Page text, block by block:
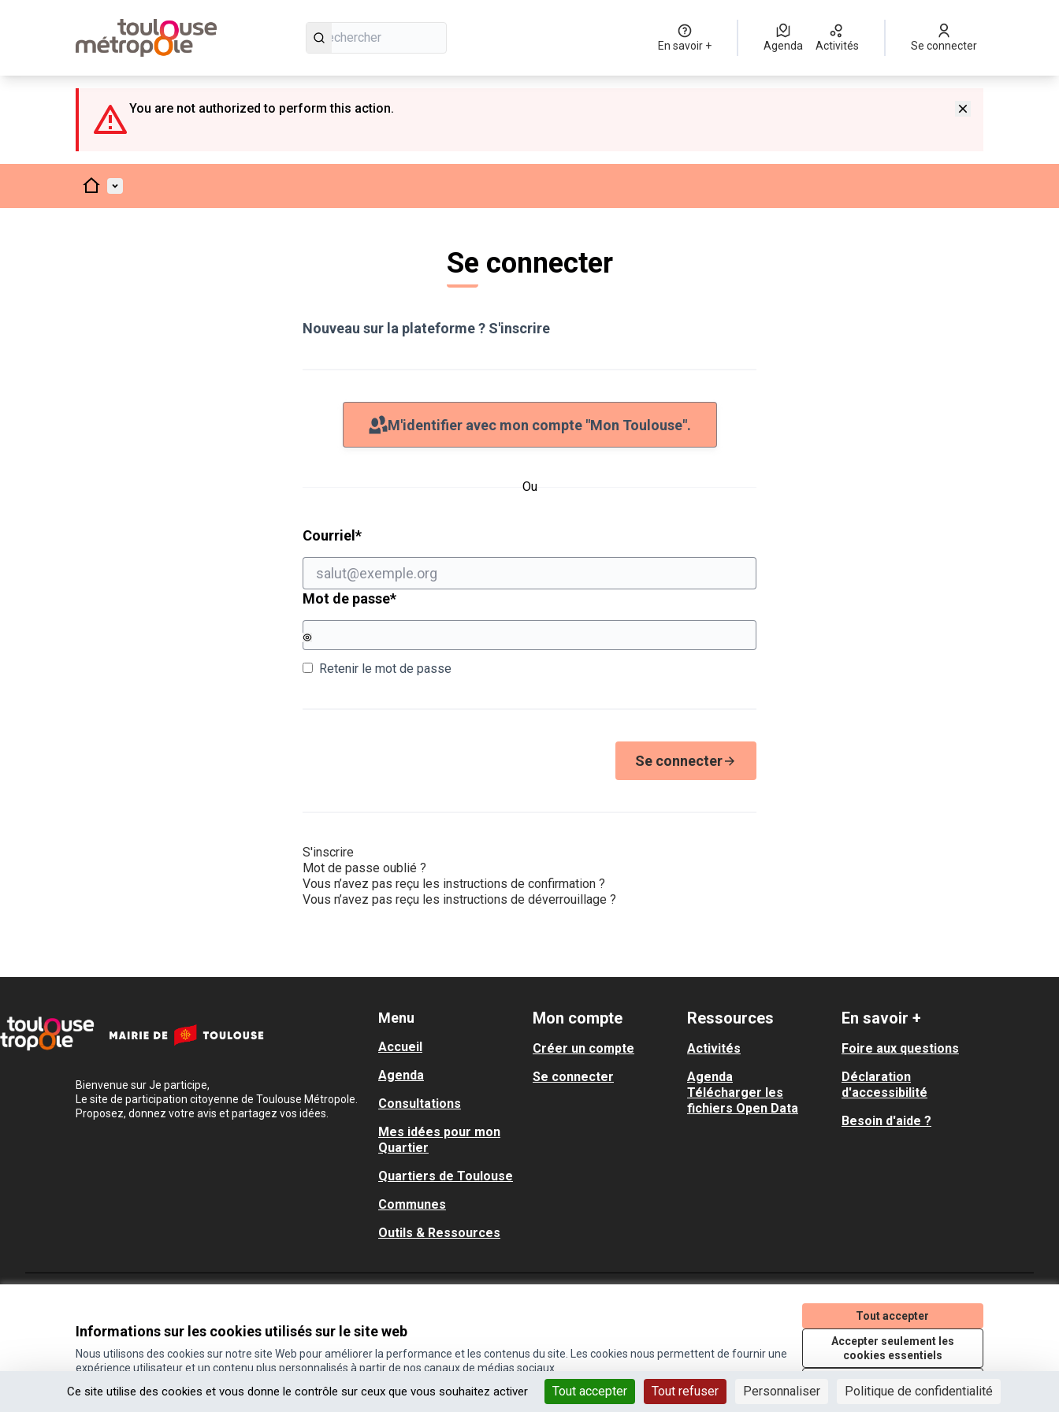
Ce site utilise des cookies et vous donne le contrôle sur ceux que vous souhaitez activer Tout accepter Tout refuser Personnaliser Politique de confidentialité
Informations sur les cookies utilisés sur le site web
Nous utilisons des cookies sur notre site Web pour améliorer la performance et les contenus du site. Les cookies nous permettent de fournir une
expérience utilisateur et un contenu plus personnalisés à partir de nos canaux de médias sociaux.
Tout accepter
Accepter seulement les
cookies essentiels
En savoir + Agenda Activités Se connecter
You are not authorized to perform this action.
AccueilMenu principal
Se connecter
Nouveau sur la plateforme ? S'inscrire
M'identifier avec mon compte "Mon Toulouse".
Ou
Courriel *Champ obligatoire
Mot de passe*Champ obligatoire
Retenir le mot de passe
Se connecter
S'inscrire
Mot de passe oublié ?
Vous n’avez pas reçu les instructions de confirmation ?
Vous n’avez pas reçu les instructions de déverrouillage ?
Bienvenue sur Je participe,
Le site de participation citoyenne de Toulouse Métropole.
Proposez, donnez votre avis et partagez vos idées.
Menu
Accueil
Agenda
Consultations
Mes idées pour mon
Quartier
Quartiers de Toulouse
Communes
Outils & Ressources
Mon compte
Créer un compte
Se connecter
Ressources
Activités
Agenda
Télécharger les
fichiers Open Data
En savoir +
Foire aux questions
Déclaration
d'accessibilité
Besoin d'aide ?
(Lien externe)
(Lien externe)
(Lien externe)
(Lien externe)
Site réalisé grâce aulogiciel libre Decidim
(Lien externe)
.
Licence Creative
(Lien externe)